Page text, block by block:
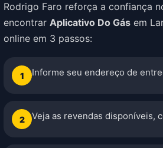
Rodrigo Faro reforça a confiança
encontrar Aplicativo Do Gás em
online em 3 passos:
1 Informe seu endereço de
2 Veja as revendas disponíveis,